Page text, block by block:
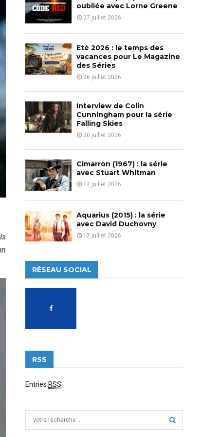
o
r
:
C
H
oubliée avec Lorne Greene
27 juillet 2026
Eté 2026 : le temps des
vacances pour Le Magazine
des Séries
26 juillet 2026
Interview de Colin
Cunningham pour la série
Falling Skies
20 juillet 2026
Cimarron (1967) : la série
avec Stuart Whitman
17 juillet 2026
Aquarius (2015) : la série
avec David Duchovny
17 juillet 2026
RÉSEAU SOCIAL
RSS
Entries RSS